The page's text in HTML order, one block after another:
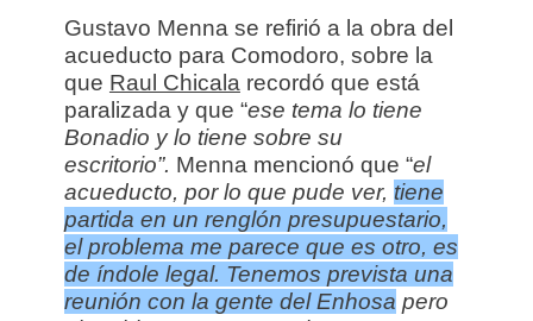
Gustavo Menna se refirió a la obra del
acueducto para Comodoro, sobre la
que Raul Chicala recordó que está
paralizada y que “ese tema lo tiene
Bonadio y lo tiene sobre su
escritorio”. Menna mencionó que “el
acueducto, por lo que pude ver, tiene
partida en un renglón presupuestario,
el problema me parece que es otro, es
de índole legal. Tenemos prevista una
reunión con la gente del Enhosa pero